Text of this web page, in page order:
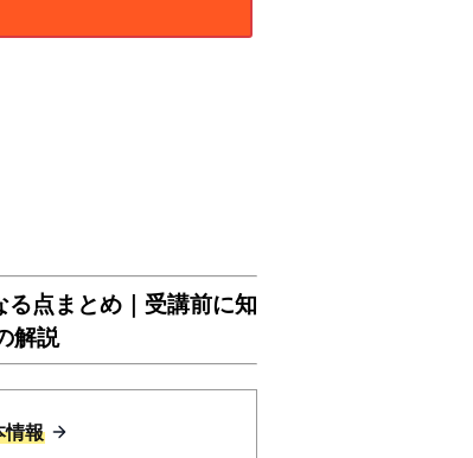
点まとめ｜受講前に知
解説
情報